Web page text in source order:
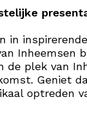
in
Inheemsen
de plek van
Geniet
optreden